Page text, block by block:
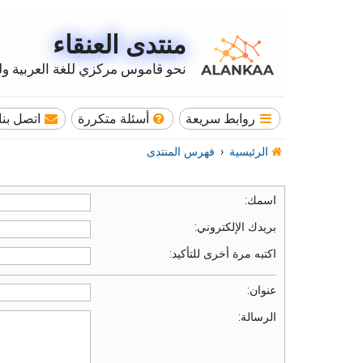
منتدى العنقاء
نحو قاموس مركزي للغة العربية
روابط سريعة أسئلة متكررة اتصل بنا
الرئيسية فهرس المنتدى
اسمك:
بريدك الإلكتروني:
اكتبه مرة أخرى للتأكيد:
عنوان:
الرسالة: